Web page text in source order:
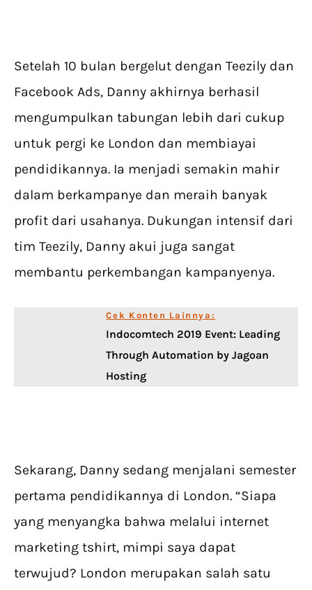
Setelah 10 bulan bergelut dengan Teezily dan
Facebook Ads, Danny akhirnya berhasil
mengumpulkan tabungan lebih dari cukup
untuk pergi ke London dan membiayai
pendidikannya. Ia menjadi semakin mahir
dalam berkampanye dan meraih banyak
profit dari usahanya. Dukungan intensif dari
tim Teezily, Danny akui juga sangat
membantu perkembangan kampanyenya.
Cek Konten Lainnya:
Indocomtech 2019 Event: Leading
Through Automation by Jagoan
Hosting
Sekarang, Danny sedang menjalani semester
pertama pendidikannya di London. “Siapa
yang menyangka bahwa melalui internet
marketing tshirt, mimpi saya dapat
terwujud? London merupakan salah satu